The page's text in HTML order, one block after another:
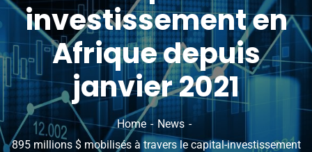
investissement en
Afrique depuis
janvier 2021
Home
News
895 millions $ mobilisés à travers le capital-investissement